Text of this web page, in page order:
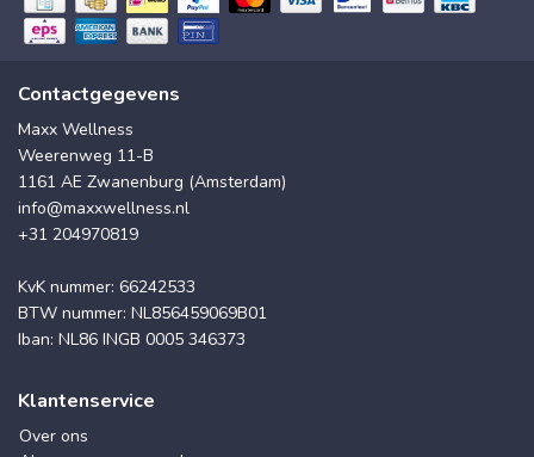
Contactgegevens
Maxx Wellness
Weerenweg 11-B
1161 AE Zwanenburg (Amsterdam)
info@maxxwellness.nl
+31 204970819
KvK nummer: 66242533
BTW nummer: NL856459069B01
Iban: NL86 INGB 0005 346373
Klantenservice
Over ons